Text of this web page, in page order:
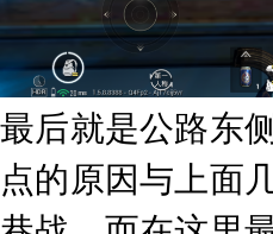
最后就是公路东
点的原因与上面